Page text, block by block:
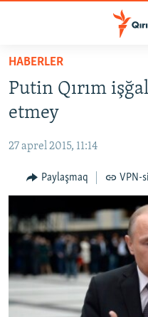
Esas
qaytmaq
Baş
navigatsiyağa
qaytmaq
qaytmaq
İQTİSADİYAT
CEMİYET
MEDENİYET
VİDEO
BLOGLAR
FİKİR
HABERLER
Putin Qırım
etmey
27 aprel 2015, 11:14
Paylaşmaq VPN-